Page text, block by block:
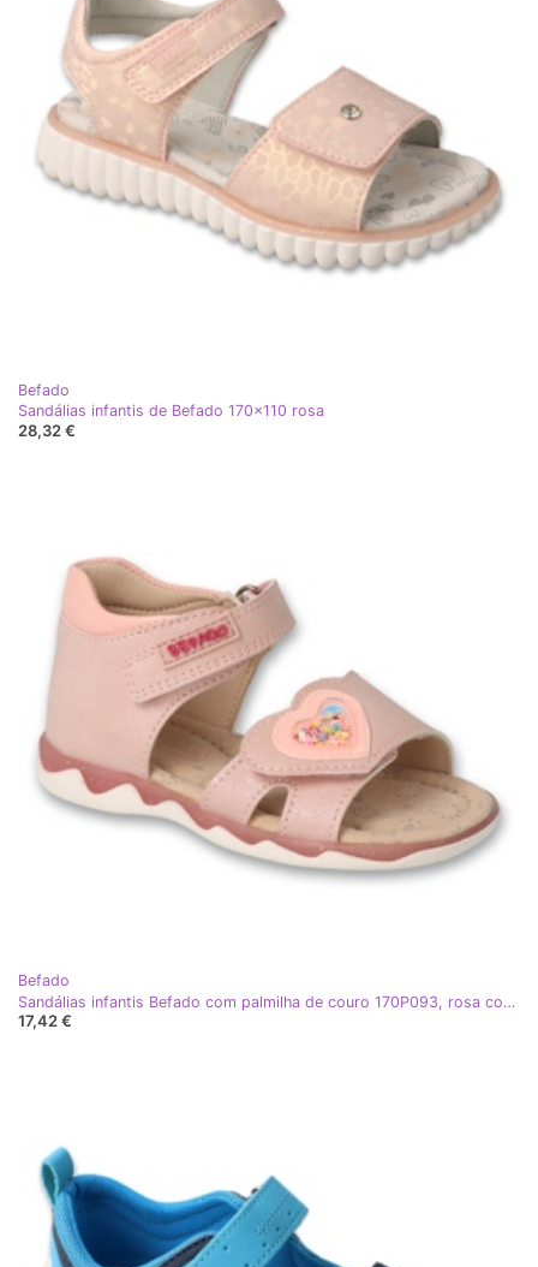
Befado
Sandálias infantis de Befado 170x110 rosa
28,32 €
Befado
Sandálias infantis Befado com palmilha de couro 170P093, rosa com coração
17,42 €